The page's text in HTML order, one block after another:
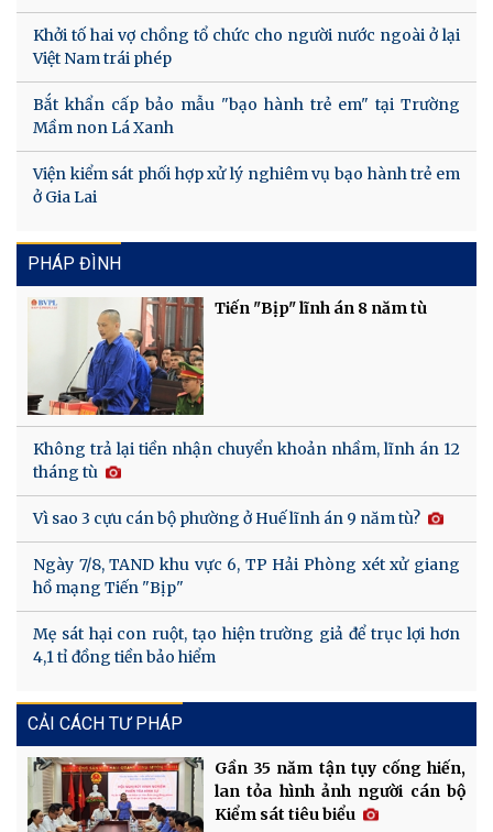
Khởi tố hai vợ chồng tổ chức cho người nước ngoài ở lại
Việt Nam trái phép
Bắt khẩn cấp bảo mẫu "bạo hành trẻ em" tại Trường
Mầm non Lá Xanh
Viện kiểm sát phối hợp xử lý nghiêm vụ bạo hành trẻ em
ở Gia Lai
PHÁP ĐÌNH
Tiến "Bịp" lĩnh án 8 năm tù
Không trả lại tiền nhận chuyển khoản nhầm, lĩnh án 12
tháng tù
Vì sao 3 cựu cán bộ phường ở Huế lĩnh án 9 năm tù?
Ngày 7/8, TAND khu vực 6, TP Hải Phòng xét xử giang
hồ mạng Tiến "Bịp"
Mẹ sát hại con ruột, tạo hiện trường giả để trục lợi hơn
4,1 tỉ đồng tiền bảo hiểm
CẢI CÁCH TƯ PHÁP
Gần 35 năm tận tụy cống hiến,
lan tỏa hình ảnh người cán bộ
Kiểm sát tiêu biểu